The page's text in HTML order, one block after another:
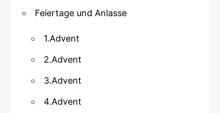
Feiertage und Anlasse
1.Advent
2.Advent
3.Advent
4.Advent